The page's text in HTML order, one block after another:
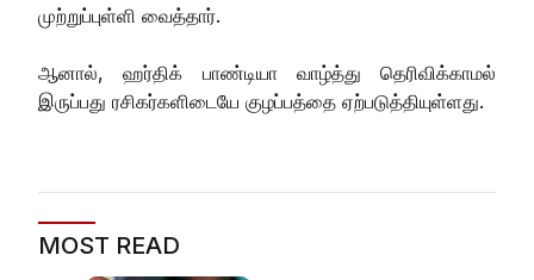
முற்றுப்புள்ளி வைத்தார்.
ஆனால், ஹர்திக் பாண்டியா வாழ்த்து தெரிவிக்காமல்
இருப்பது ரசிகர்களிடையே குழப்பத்தை ஏற்படுத்தியுள்ளது.
MOST READ